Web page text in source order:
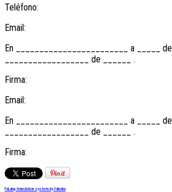
Teléfono:
Email:
En ________________________ a _____ de
__________________ de ______ .
Firma:
Email:
En ________________________ a _____ de
__________________ de ______ .
Firma:
FaLang translation system by Faboba